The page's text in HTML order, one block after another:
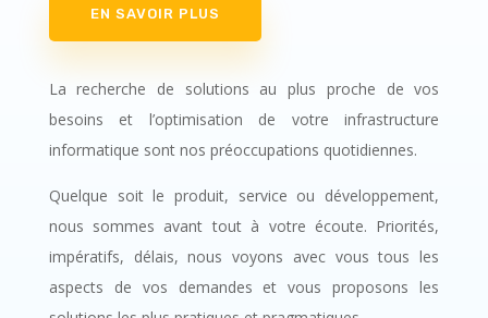
EN SAVOIR PLUS
La recherche de solutions au plus proche de vos
besoins et l’optimisation de votre infrastructure
informatique sont nos préoccupations quotidiennes.
Quelque soit le produit, service ou développement,
nous sommes avant tout à votre écoute. Priorités,
impératifs, délais, nous voyons avec vous tous les
aspects de vos demandes et vous proposons les